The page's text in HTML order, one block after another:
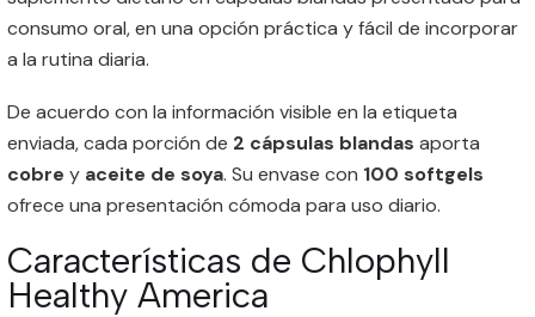
consumo oral, en una opción práctica y fácil de incorporar
a la rutina diaria.
De acuerdo con la información visible en la etiqueta
enviada, cada porción de 2 cápsulas blandas aporta
cobre y aceite de soya. Su envase con 100 softgels
ofrece una presentación cómoda para uso diario.
Características de Chlophyll
Healthy America